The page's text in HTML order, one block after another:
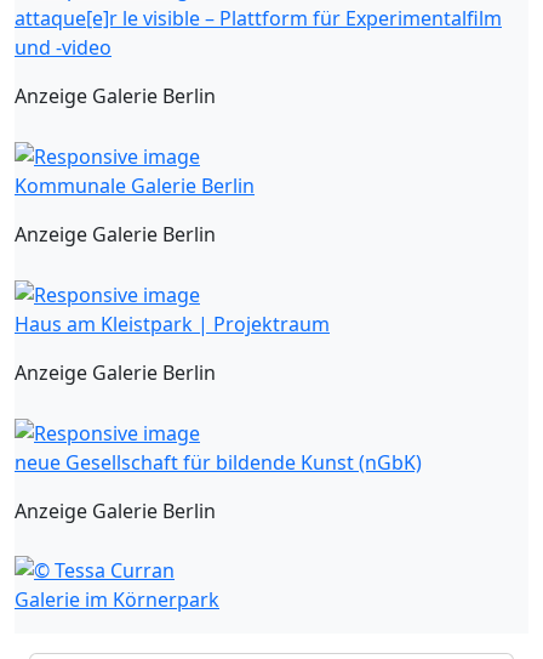
attaque[e]r le visible – Plattform für Experimentalfilm
und -video
Anzeige Galerie Berlin
Kommunale Galerie Berlin
Anzeige Galerie Berlin
Haus am Kleistpark | Projektraum
Anzeige Galerie Berlin
neue Gesellschaft für bildende Kunst (nGbK)
Anzeige Galerie Berlin
Galerie im Körnerpark